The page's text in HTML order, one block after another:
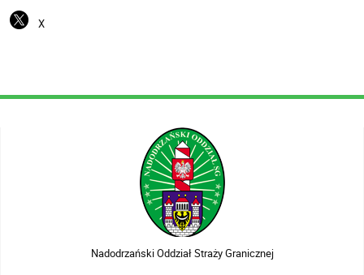
X
Nadodrzański Oddział Straży Granicznej